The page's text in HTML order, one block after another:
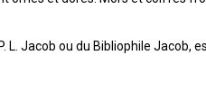
Jacob ou du Bibliophile Jacob,